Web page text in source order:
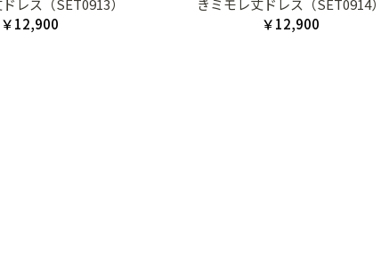
レス（SET0913）
￥12,900
きミモレ丈ドレス（SET0914）
￥12,900